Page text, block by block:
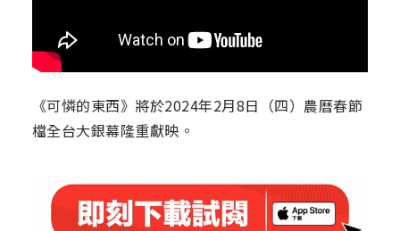
《可憐的東西》將於2024年2月8日（四）農曆春節
檔全台大銀幕隆重獻映。